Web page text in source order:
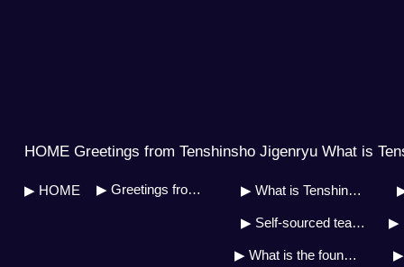
HOME Greetings from Tenshinsho Jigenryu What is
▶ HOME ▶ Greetings from Soh Master ▶ What is Tenshinsho Jigenryu?
▶ Self-sourced teaching system
▶ What is the founder&#39;s doctrine?
▶